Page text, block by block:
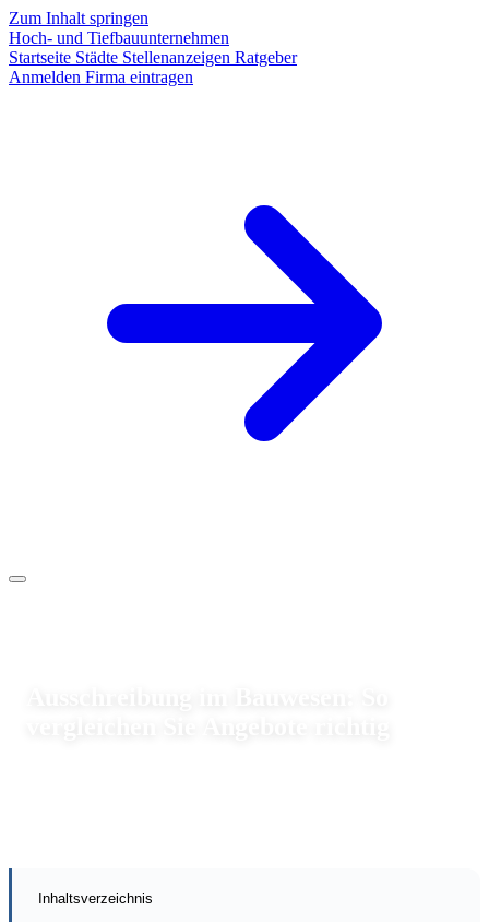
Zum Inhalt springen
Hoch- und Tiefbauunternehmen
Startseite Städte Stellenanzeigen Ratgeber
Anmelden Firma eintragen
Inhaltsverzeichnis